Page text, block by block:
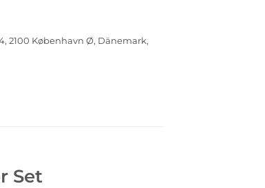
2100 København Ø, Dänemark,
Set